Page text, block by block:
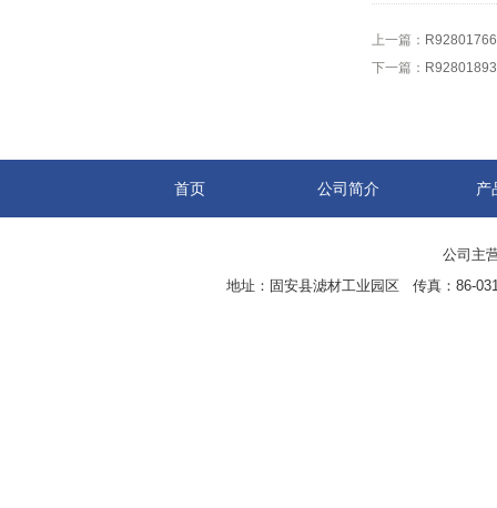
上一篇：
下一篇：
首页 公司简介 产
公司主
地址：固安县滤材工业园区 传真：86-